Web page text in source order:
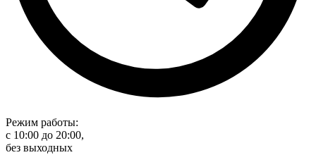
Режим работы:
с 10:00 до 20:00,
без выходных